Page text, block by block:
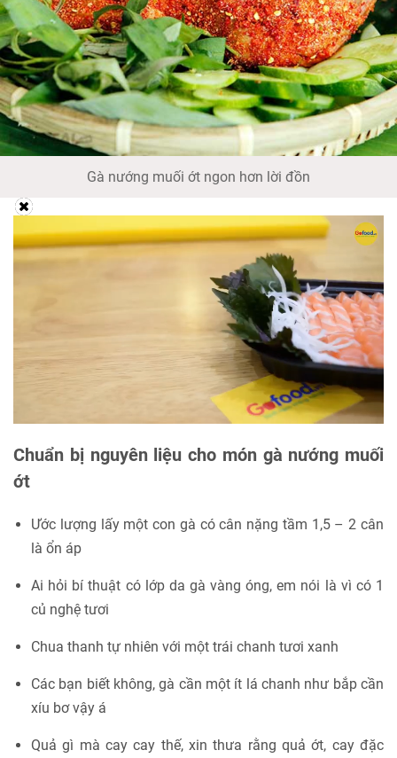
Gà nướng muối ớt ngon hơn lời đồn
Chuẩn bị nguyên liệu cho món gà nướng muối
ớt
Ước lượng lấy một con gà có cân nặng tầm 1,5 – 2 cân
là ổn áp
Ai hỏi bí thuật có lớp da gà vàng óng, em nói là vì có 1
củ nghệ tươi
Chua thanh tự nhiên với một trái chanh tươi xanh
Các bạn biết không, gà cần một ít lá chanh như bắp cần
xíu bơ vậy á
Quả gì mà cay cay thế, xin thưa rằng quả ớt, cay đặc